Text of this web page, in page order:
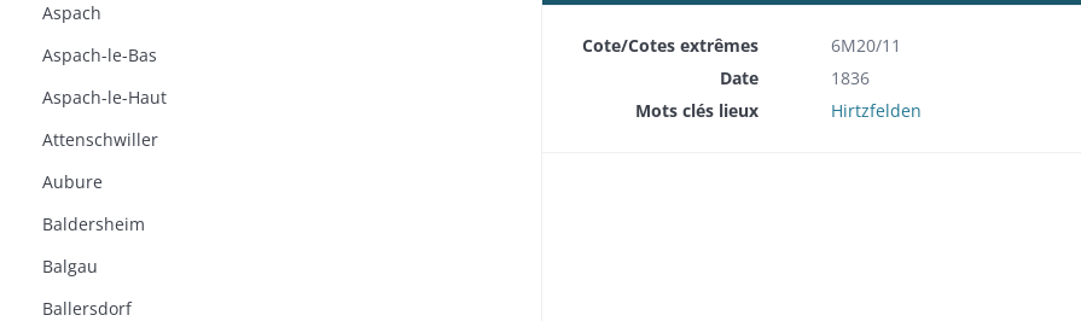
Aspach
Aspach-le-Bas
Aspach-le-Haut
Attenschwiller
Aubure
Baldersheim
Balgau
Ballersdorf
Cote/Cotes extrêmes
6M20/11
Date
1836
Mots clés lieux
Hirtzfelden